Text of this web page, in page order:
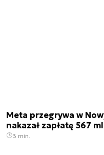
Meta przegrywa w
nakazał zapłatę 567
3 min.